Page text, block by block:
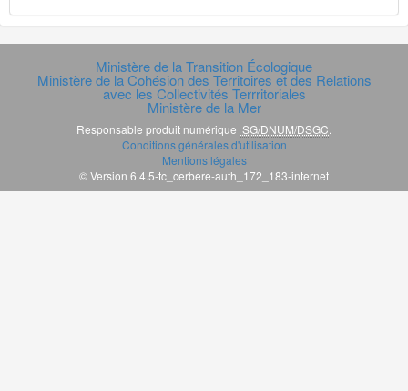
Ministère de la Transition Écologique
Ministère de la Cohésion des Territoires et des Relations
avec les Collectivités Terrritoriales
Ministère de la Mer
Responsable produit numérique SG/DNUM/DSGC.
Conditions générales d'utilisation
Mentions légales
© Version 6.4.5-tc_cerbere-auth_172_183-internet